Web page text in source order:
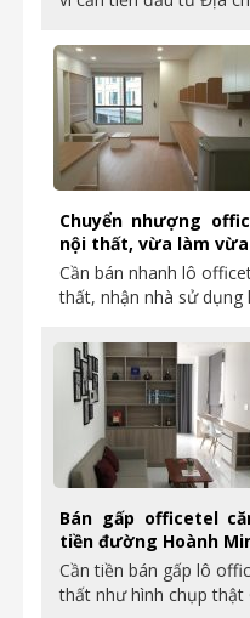
Chuyển nhượng
nội thất, vừa làm
Cần bán nhanh lô
thất, nhận nhà sử
Bán gấp officetel
tiền đường Hoành
Cần tiền bán gấp lô
thất như hình chụp thật